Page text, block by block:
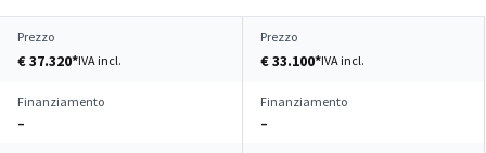
Prezzo
€ 37.320*IVA incl.
Prezzo
€ 33.100*IVA incl.
Finanziamento
–
Finanziamento
–